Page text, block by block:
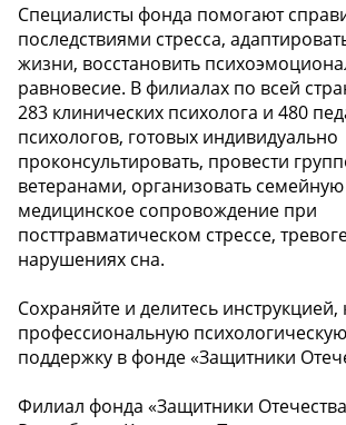
Специалисты фонда помогают
последствиями стресса,
жизни, восстановить
равновесие. В филиалах по всей
283 клинических психолога и 480
психологов, готовых индивидуально
проконсультировать, провести
ветеранами, организовать семейную
медицинское сопровождение при
посттравматическом стрессе,
нарушениях сна.
Сохраняйте и делитесь инструкцией,
профессиональную
поддержку в фонде «Защитники
Филиал фонда «Защитники